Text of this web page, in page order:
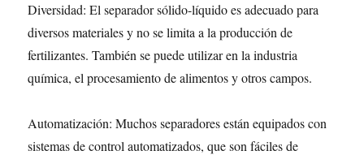
Diversidad: El separador sólido-líquido es adecuado para
diversos materiales y no se limita a la producción de
fertilizantes. También se puede utilizar en la industria
química, el procesamiento de alimentos y otros campos.
Automatización: Muchos separadores están equipados con
sistemas de control automatizados, que son fáciles de